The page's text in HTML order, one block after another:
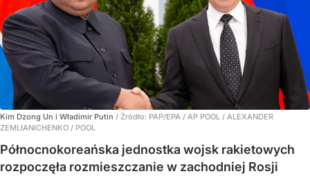
Kim Dzong Un i Władimir Putin / Źródło: PAP/EPA / AP POOL / ALEXANDER
ZEMLIANICHENKO / POOL
Północnokoreańska jednostka wojsk rakietowych
rozpoczęła rozmieszczanie w zachodniej Rosji